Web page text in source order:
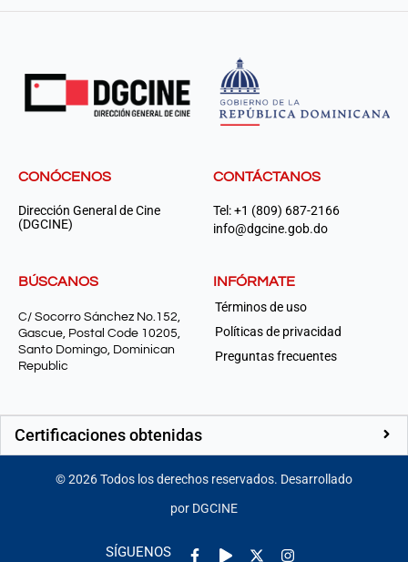
CONÓCENOS
Dirección General de Cine
(DGCINE)
CONTÁCTANOS
Tel: +1 (809) 687-2166
info@dgcine.gob.do
BÚSCANOS
C/ Socorro Sánchez No.152,
Gascue, Postal Code 10205,
Santo Domingo, Dominican
Republic
INFÓRMATE
Términos de uso
Políticas de privacidad
Preguntas frecuentes
Certificaciones obtenidas
©2026Todos los derechos reservados. Desarrollado
por DGCINE
SÍGUENOS
Facebook-
Play Instagram